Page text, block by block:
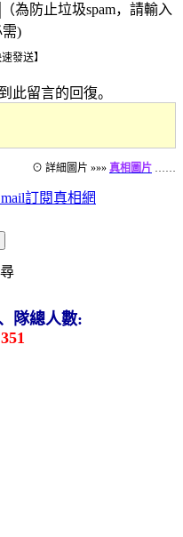
（為防止垃圾spam，請輸入
)
發送】
此留言的回復。
⊙ 詳細圖片 »»» 真相圖片
隊總人數: